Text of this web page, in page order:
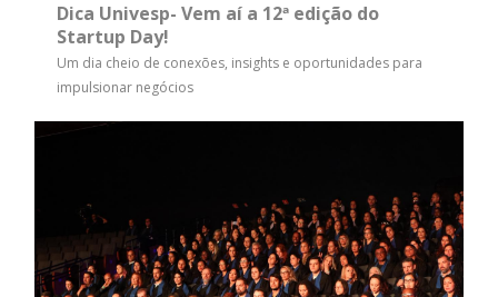
Dica Univesp- Vem aí a 12ª edição do
Startup Day!
Um dia cheio de conexões, insights e oportunidades para
impulsionar negócios